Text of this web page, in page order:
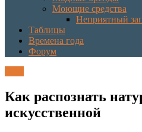
Моющие средства
Неприятный
Таблицы
Времена года
Форум
Как распознать
искусственной